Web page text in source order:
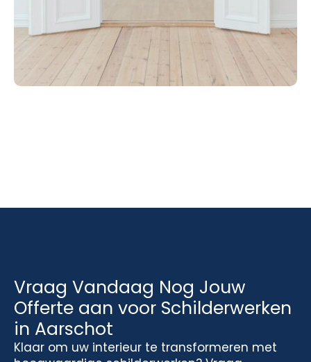
Vraag Vandaag Nog Jouw
Offerte aan voor Schilderwerken
in Aarschot
Klaar om uw interieur te transformeren met